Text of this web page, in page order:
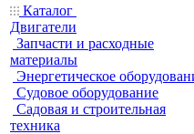
Каталог
Двигатели
Запчасти и расходные
материалы
Энергетическое
Судовое оборудование
Садовая и строительная
техника